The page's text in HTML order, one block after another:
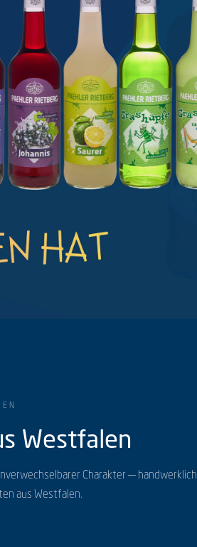
Westfalen
Charakter — handwerklich
aus Westfalen.